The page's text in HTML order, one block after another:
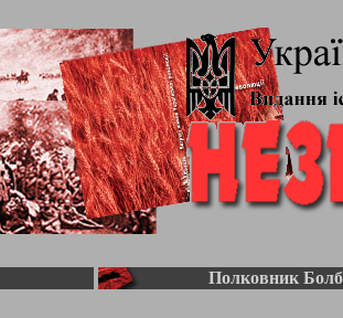
Полковник